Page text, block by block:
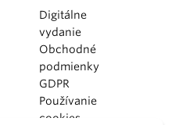
Digitálne
vydanie
Obchodné
podmienky
GDPR
Používanie
cookies